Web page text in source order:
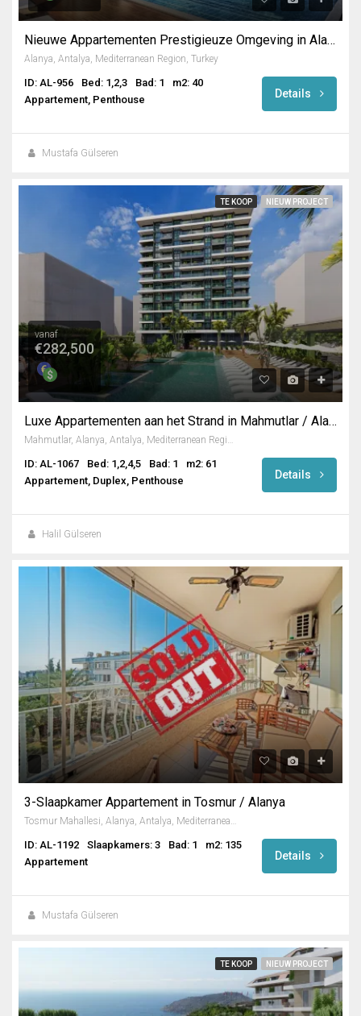
Nieuwe Appartementen Prestigieuze Omgeving in Alanya
Alanya, Antalya, Mediterranean Region, Turkey
ID: AL-956 Bed: 1,2,3 Bad: 1
m2: 40
Appartement, Penthouse
Details
Mustafa Gülseren
TE KOOP NIEUW PROJECT
vanaf
€282,500
Luxe Appartementen aan het Strand in Mahmutlar / Alanya
Mahmutlar, Alanya, Antalya, Mediterranean Region, 07450, Turkey
ID: AL-1067 Bed: 1,2,4,5 Bad: 1
m2: 61
Appartement, Duplex, Penthouse
Details
Halil Gülseren
3-Slaapkamer Appartement in Tosmur / Alanya
Tosmur Mahallesi, Alanya, Antalya, Mediterranean Region, 07425, Turkey
ID: AL-1192 Slaapkamers: 3 Bad: 1
m2: 135
Appartement
Details
Mustafa Gülseren
TE KOOP NIEUW PROJECT